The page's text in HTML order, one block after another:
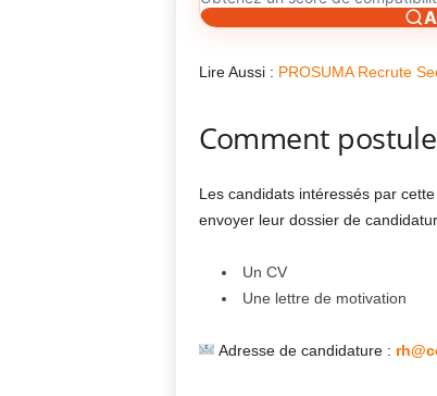
Lire Aussi : PROSUMA Recrute
Comment
Les candidats intéressés par
envoyer leur dossier de
Un CV
Une lettre de motivation
Adresse de candidature :